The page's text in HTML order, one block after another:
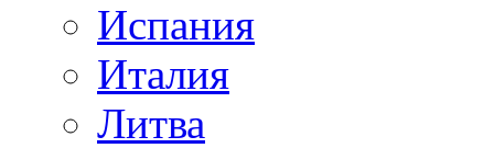
Испания
Италия
Литва